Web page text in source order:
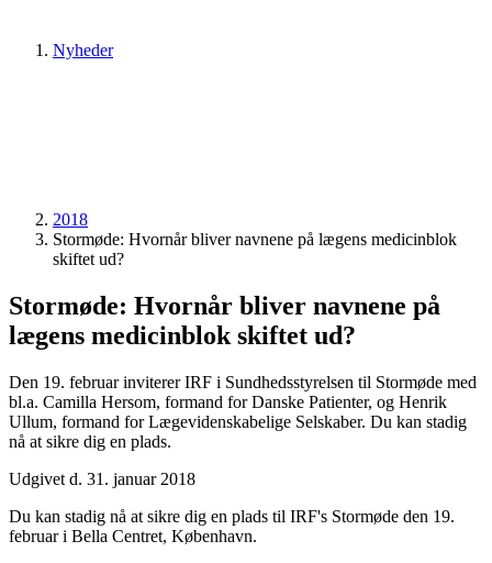
Nyheder
2018
Stormøde: Hvornår bliver navnene på lægens medicinblok
skiftet ud?
Stormøde: Hvornår bliver navnene på
lægens medicinblok skiftet ud?
Den 19. februar inviterer IRF i Sundhedsstyrelsen til Stormøde med
bl.a. Camilla Hersom, formand for Danske Patienter, og Henrik
Ullum, formand for Lægevidenskabelige Selskaber. Du kan stadig
nå at sikre dig en plads.
Udgivet d. 31. januar 2018
Du kan stadig nå at sikre dig en plads til IRF's Stormøde den 19.
februar i Bella Centret, København.